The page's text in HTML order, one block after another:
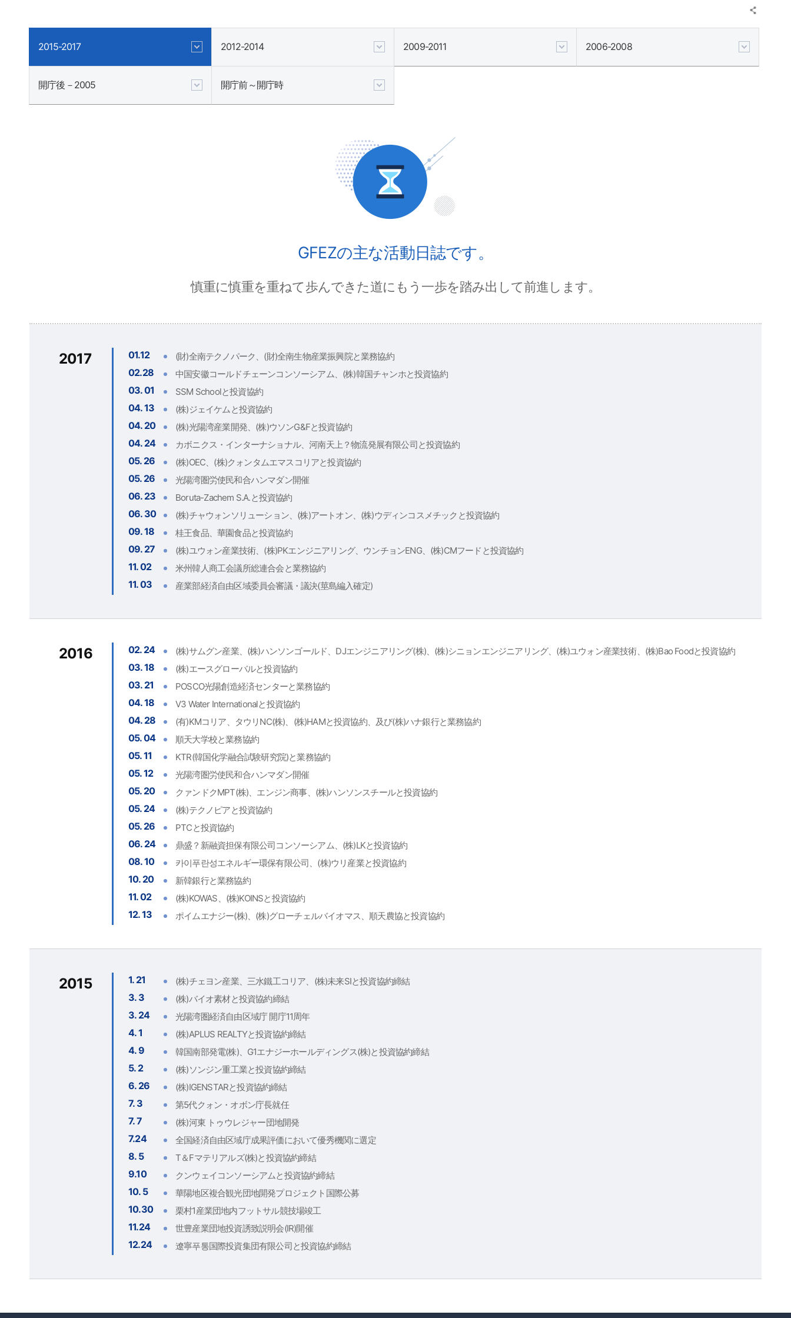
2015-2017 2012-2014 2009-2011 2006-2008
開庁後－2005 開庁前～開庁時
GFEZの主な活動日誌です。
慎重に慎重を重ねて歩んできた道にもう一歩を踏み出して前進します。
2017 01.12 (財)全南テクノパーク、(財)全南生物産業振興院と業務協約
02.28 中国安徽コールドチェーンコンソーシアム、(株)韓国チャンホと投資協約
03. 01 SSM Schoolと投資協約
04. 13 (株)ジェイケムと投資協約
04. 20 (株)光陽湾産業開発、(株)ウソンG&Fと投資協約
04. 24 カボニクス・インターナショナル、河南天上？物流発展有限公司と投資協約
05. 26 (株)OEC、(株)クォンタムエマスコリアと投資協約
05. 26 光陽湾圏労使民和合ハンマダン開催
06. 23 Boruta-Zachem S.A.と投資協約
06. 30 (株)チャウォンソリューション、(株)アートオン、(株)ウディンコスメチックと投資協約
09. 18 桂王食品、華園食品と投資協約
09. 27 (株)ユウォン産業技術、(株)PKエンジニアリング、ウンチョンENG、(株)CMフードと投資協約
11. 02 米州韓人商工会議所総連合会と業務協約
11. 03 産業部経済自由区域委員会審議・議決(莖島編入確定)
2016 02. 24 (株)サムグン産業、(株)ハンソンゴールド、DJエンジニアリング(株)、(株)シニョンエンジニアリング、(株)ユウォン産業技術、(株)Bao Foodと投資協約
03. 18 (株)エースグローバルと投資協約
03. 21 POSCO光陽創造経済センターと業務協約
04. 18 V3 Water Internationalと投資協約
04. 28 (有)KMコリア、タウリNC(株)、(株)HAMと投資協約、及び(株)ハナ銀行と業務協約
05. 04 順天大学校と業務協約
05. 11 KTR(韓国化学融合試験研究院)と業務協約
05. 12 光陽湾圏労使民和合ハンマダン開催
05. 20 クァンドクMPT(株)、エンジン商事、(株)ハンソンスチールと投資協約
05. 24 (株)テクノピアと投資協約
05. 26 PTCと投資協約
06. 24 鼎盛？新融資担保有限公司コンソーシアム、(株)LKと投資協約
08. 10 카이푸란성エネルギー環保有限公司、(株)ウリ産業と投資協約
10. 20 新韓銀行と業務協約
11. 02 (株)KOWAS、(株)KOINSと投資協約
12. 13 ポイムエナジー(株)、(株)グローチェルバイオマス、順天農協と投資協約
2015 1. 21 (株)チェヨン産業、三水鐵工コリア、(株)未来SIと投資協約締結
3. 3 (株)バイオ素材と投資協約締結
3. 24 光陽湾圏経済自由区域庁 開庁11周年
4. 1 (株)APLUS REALTYと投資協約締結
4. 9 韓国南部発電(株)、G1エナジーホールディングス(株)と投資協約締結
5. 2 (株)ソンジン重工業と投資協約締結
6. 26 (株)IGENSTARと投資協約締結
7. 3 第5代クォン・オボン庁長就任
7. 7 (株)河東 トゥウレジャー団地開発
7.24 全国経済自由区域庁成果評価において優秀機関に選定
8. 5 T＆Fマテリアルズ(株)と投資協約締結
9.10 クンウェイコンソーシアムと投資協約締結
10. 5 華陽地区複合観光団地開発プロジェクト国際公募
10.30 栗村1産業団地内フットサル競技場竣工
11.24 世豊産業団地投資誘致説明会(IR)開催
12.24 遼寧푸통国際投資集団有限公司と投資協約締結